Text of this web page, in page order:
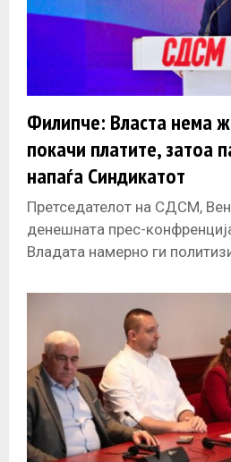
Филипче: Власта нема
покачи платите, затоа
напаѓа Синдикатот
Претседателот на СДСМ,
денешната прес-
Владата намерно ги
фактот